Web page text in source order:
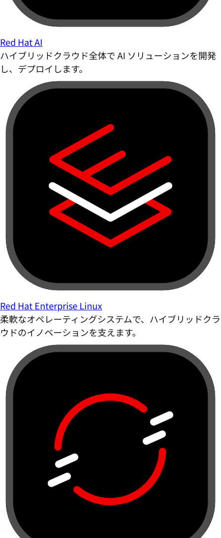
Red Hat AI
ハイブリッドクラウド全体で AI ソリューションを開発
し、デプロイします。
Red Hat Enterprise Linux
柔軟なオペレーティングシステムで、ハイブリッドクラ
ウドのイノベーションを支えます。